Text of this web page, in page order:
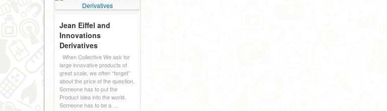
Jean Eiffel and
Innovations
Derivatives
When Collective We ask for
large innovative products of
great scale, we often “forget”
about the price of the question.
Someone has to put the
Product Idea into the world.
Someone has to be a …